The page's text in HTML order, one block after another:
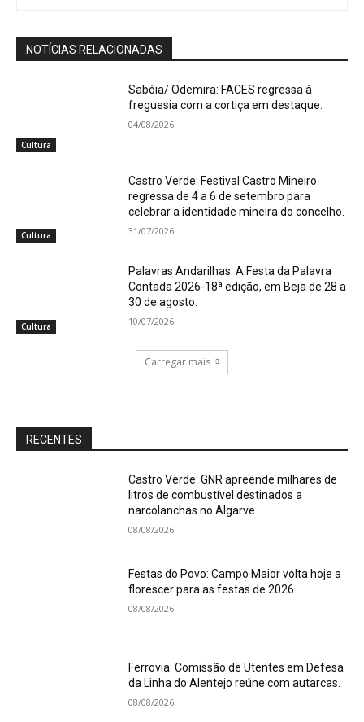
NOTÍCIAS RELACIONADAS
Cultura
Sabóia/ Odemira: FACES regressa à
freguesia com a cortiça em destaque.
04/08/2026
Cultura
Castro Verde: Festival Castro Mineiro
regressa de 4 a 6 de setembro para
celebrar a identidade mineira do concelho.
31/07/2026
Cultura
Palavras Andarilhas: A Festa da Palavra
Contada 2026-18ª edição, em Beja de 28 a
30 de agosto.
10/07/2026
Carregar mais
RECENTES
Castro Verde: GNR apreende milhares de
litros de combustível destinados a
narcolanchas no Algarve.
08/08/2026
Festas do Povo: Campo Maior volta hoje a
florescer para as festas de 2026.
08/08/2026
Ferrovia: Comissão de Utentes em Defesa
da Linha do Alentejo reúne com autarcas.
08/08/2026